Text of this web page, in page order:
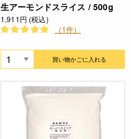
生アーモンドスライス / 500g
1,911円 (税込)
（1件）
買い物かごに入れる